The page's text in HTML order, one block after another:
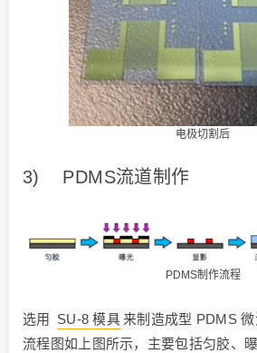
电极切割后
3) PDMS流道制作
PDMS制作流程
选用 SU-8 模具来制造成型 PDMS
流程图如上图所示，主要包括匀胶、